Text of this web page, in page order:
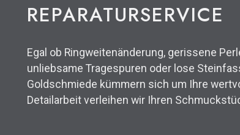
REPARATURSERVICE
Egal ob Ringweitenänderung, gerissene
unliebsame Tragespuren oder lose
Goldschmiede kümmern sich um Ihre
Detailarbeit verleihen wir Ihren